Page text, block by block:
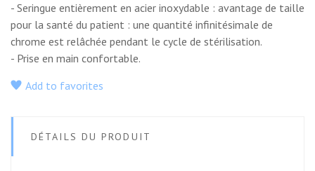
- Seringue entièrement en acier inoxydable : avantage de taille
pour la santé du patient : une quantité infinitésimale de
chrome est relâchée pendant le cycle de stérilisation.
- Prise en main confortable.
Add to favorites
DÉTAILS DU PRODUIT